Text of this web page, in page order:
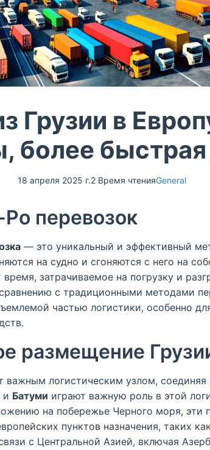
Грузии в
более быстрая
18 апреля 2025 г.2 Время чтенияGeneral
перевозок
— это уникальный и эффективный
на судно и сгоняются с него на
затрачиваемое на погрузку и
с традиционными методами
частью логистики, особенно
размещение
важным логистическим узлом,
и Батуми играют важную роль в этой
на побережье Черного моря, эти
пунктов назначения, таких
с Центральной Азией, включая